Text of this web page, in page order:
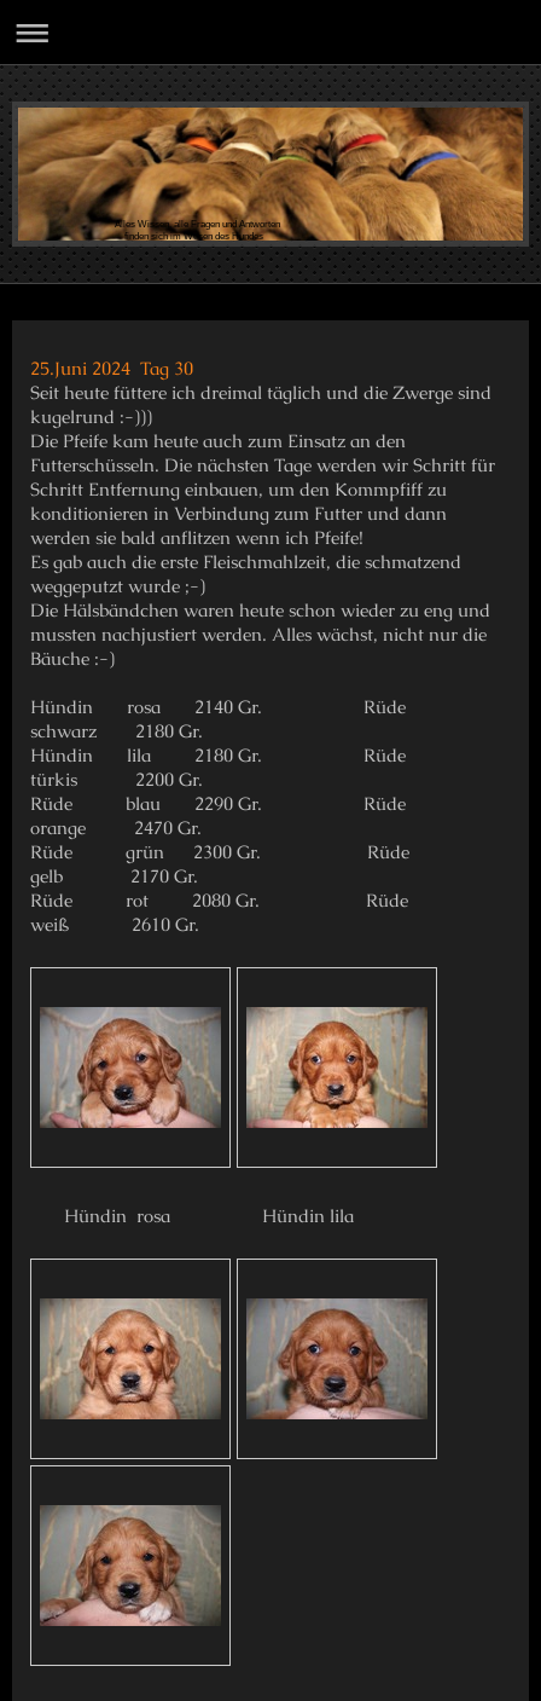
Alles Wissen, alle Fragen und Antworten
finden sich im Wesen des Hundes
25.Juni 2024 Tag 30
Seit heute füttere ich dreimal täglich und die Zwerge sind
kugelrund :-)))
Die Pfeife kam heute auch zum Einsatz an den
Futterschüsseln. Die nächsten Tage werden wir Schritt für
Schritt Entfernung einbauen, um den Kommpfiff zu
konditionieren in Verbindung zum Futter und dann
werden sie bald anflitzen wenn ich Pfeife!
Es gab auch die erste Fleischmahlzeit, die schmatzend
weggeputzt wurde ;-)
Die Hälsbändchen waren heute schon wieder zu eng und
mussten nachjustiert werden. Alles wächst, nicht nur die
Bäuche :-)
Hündin rosa 2140 Gr. Rüde
schwarz 2180 Gr.
Hündin lila 2180 Gr. Rüde
türkis 2200 Gr.
Rüde blau 2290 Gr. Rüde
orange 2470 Gr.
Rüde grün 2300 Gr. Rüde
gelb 2170 Gr.
Rüde rot 2080 Gr. Rüde
weiß 2610 Gr.
Hündin rosa Hündin lila